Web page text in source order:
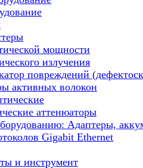
мощности
излучения
повреждений
активных волокон
аттенюаторы
Адаптеры,
Gigabit Ethernet